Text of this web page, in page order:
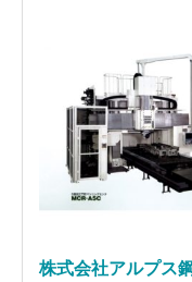
株式会社アルプス鋼